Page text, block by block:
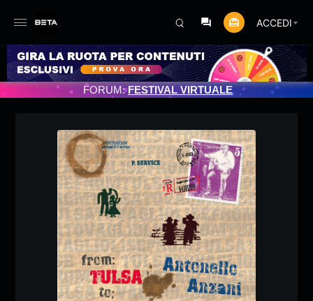
ACCEDI
PROGRAMMATO 3/07/2025
FORUM:FESTIVAL VIRTUALE